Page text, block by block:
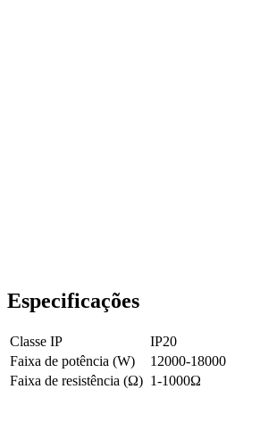
Especificações
Classe IP
IP20
Faixa de potência (W)
12000-18000
Faixa de resistência (Ω) 1-1000Ω